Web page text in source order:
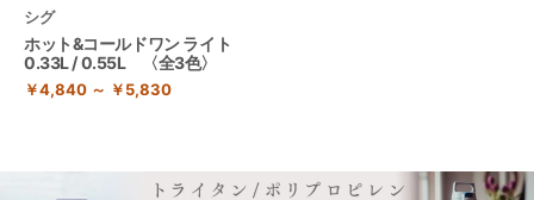
シグ
ホット&コールドワン ライト
0.33L / 0.55L 〈全3色〉
￥4,840 ～ ￥5,830